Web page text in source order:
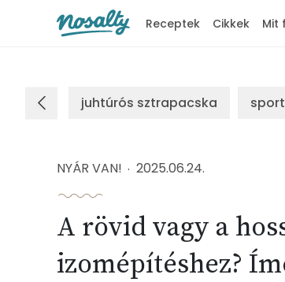
Receptek Cikkek Mit
juhtúrós sztrapacska
NYÁR VAN! 2025.06.24.
A rövid vagy a
izomépítéshez?